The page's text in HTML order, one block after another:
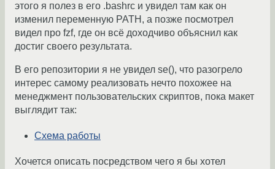
этого я полез в его .bashrc и увидел там как он
изменил переменную PATH, а позже посмотрел
видел про fzf, где он всё доходчиво объяснил как
достиг своего результата.
В его репозитории я не увидел se(), что разогрело
интерес самому реализовать нечто похожее на
менеджмент пользовательских скриптов, пока макет
выглядит так:
Схема работы
Хочется описать посредством чего я бы хотел